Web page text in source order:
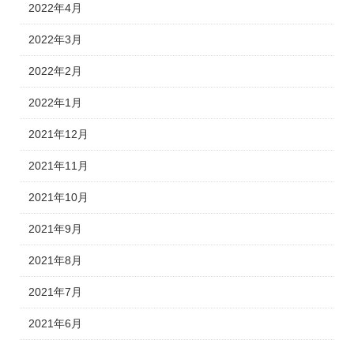
2022年4月
2022年3月
2022年2月
2022年1月
2021年12月
2021年11月
2021年10月
2021年9月
2021年8月
2021年7月
2021年6月